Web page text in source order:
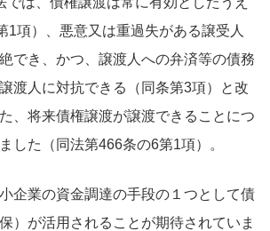
1項）、悪意又は重過失がある譲受人
でき、かつ、譲渡人への弁済等の債務
渡人に対抗できる（同条第3項）と改
、将来債権譲渡が譲渡できることにつ
した（同法第466条の6第1項）。
企業の資金調達の手段の１つとして債
）が活用されることが期待されていま